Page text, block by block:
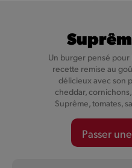
NOUVEAU
Un burger pensé pour
recette remise au
délicieux avec son
cheddar,
Suprême, tomates,
Passer